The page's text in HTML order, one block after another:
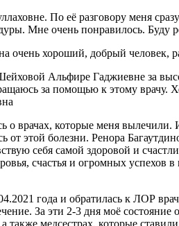
По её разговору меня
Мне очень понравилось.
хороший, добрый человек,
Альфире Гаджиевне за
за помощью к этому
врачах, которые меня
этой болезни. Ренора
себя самой здоровой и
счастья и огромных
года и обратилась к ЛОР
За эти 2-3 дня моё
также медсестрах, которые